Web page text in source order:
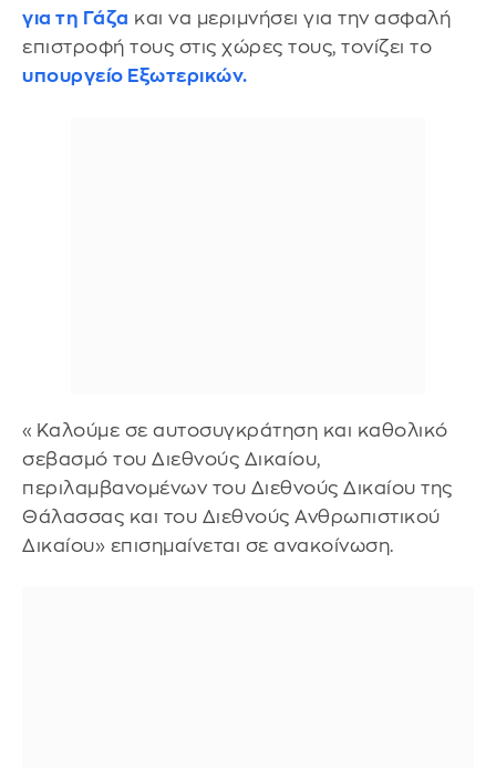
για τη Γάζα και να μεριμνήσει για την ασφαλή
επιστροφή τους στις χώρες τους, τονίζει το
υπουργείο Εξωτερικών.
«Καλούμε σε αυτοσυγκράτηση και καθολικό
σεβασμό του Διεθνούς Δικαίου,
περιλαμβανομένων του Διεθνούς Δικαίου της
Θάλασσας και του Διεθνούς Ανθρωπιστικού
Δικαίου» επισημαίνεται σε ανακοίνωση.